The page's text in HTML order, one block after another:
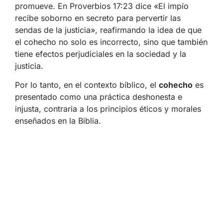
promueve. En Proverbios 17:23 dice «El impío
recibe soborno en secreto para pervertir las
sendas de la justicia», reafirmando la idea de que
el cohecho no solo es incorrecto, sino que también
tiene efectos perjudiciales en la sociedad y la
justicia.
Por lo tanto, en el contexto bíblico, el cohecho es
presentado como una práctica deshonesta e
injusta, contraria a los principios éticos y morales
enseñados en la Biblia.